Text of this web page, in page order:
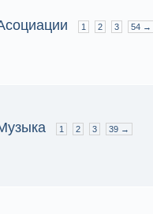
1 2 3 54 →
1 2 3 39 →